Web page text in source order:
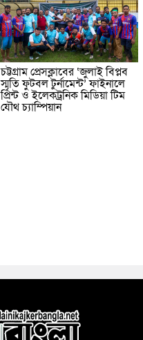
চট্টগ্রাম প্রেসক্লাবের ‘জুলাই বিপ্লব
স্মৃতি ফুটবল টুর্নামেন্ট’ ফাইনালে
প্রিন্ট ও ইলেকট্রনিক মিডিয়া টিম
যৌথ চ্যাম্পিয়ান